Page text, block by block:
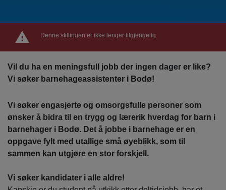
Denne stillingen er ikke lenger tilgjengelig
Vil du ha en meningsfull jobb der ingen dager er like?
Vi søker barnehageassistenter i Bodø!
Vi søker engasjerte og omsorgsfulle personer som
ønsker å bidra til en trygg og lærerik hverdag for barn i
barnehager i Bodø. Det å jobbe i barnehage er en
oppgave fylt med utallige små øyeblikk, som til
sammen kan utgjøre en stor forskjell.
Vi søker kandidater i alle aldre!